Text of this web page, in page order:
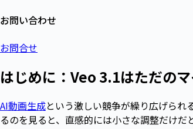
お問い合わせ
お問合せ
はじめに：Veo 3.1はただの
AI動画生成という激しい競争が繰り広げられ
るのを見ると、直感的には小さな調整だけだ